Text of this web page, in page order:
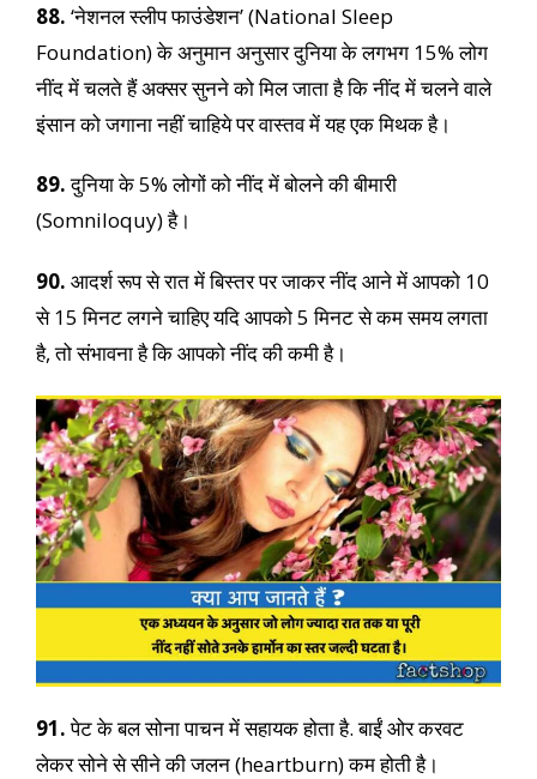
88. ‘नेशनल स्लीप फाउंडेशन’ (National Sleep
Foundation) के अनुमान अनुसार दुनिया के लगभग 15% लोग
नींद में चलते हैं अक्सर सुनने को मिल जाता है कि नींद में चलने वाले
इंसान को जगाना नहीं चाहिये पर वास्तव में यह एक मिथक है।
89.दुनिया के 5% लोगों को नींद में बोलने की बीमारी
(Somniloquy) है।
90. आदर्श रूप से रात में बिस्तर पर जाकर नींद आने में आपको 10
से 15 मिनट लगने चाहिए यदि आपको 5 मिनट से कम समय लगता
है, तो संभावना है कि आपको नींद की कमी है।
91.पेट के बल सोना पाचन में सहायक होता है. बाईं ओर करवट
लेकर सोने से सीने की जलन (heartburn) कम होती है।